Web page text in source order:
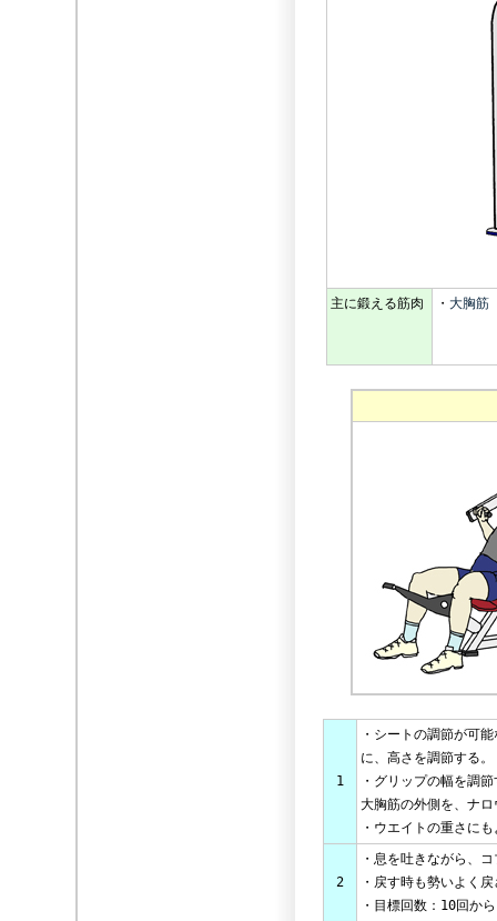
主に鍛える筋肉 ・ 大胸筋
1
・シートの調節が可
に、高さを調節する。
・グリップの幅を調
大胸筋の外側を、ナ
・ウエイトの重さに
2
・息を吐きながら、
・戻す時も勢いよく
・目標回数：10回か